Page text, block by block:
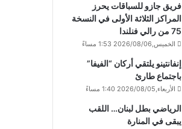
فريق جازو للسباقات يحرز
المراكز الثلاثة الأولى في النسخة
75 من رالي فنلندا
الخميس,2026/08/06 1:53 مساءً
إنفانتينو يلتقي أركان “الفيفا”
باجتماع طارئ
الأربعاء,2026/08/05 1:40 مساءً
الرياضي بطل لبنان… اللقب
يبقى في المنارة